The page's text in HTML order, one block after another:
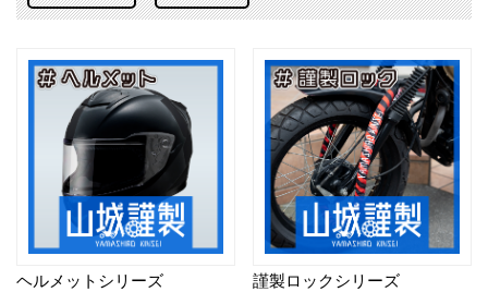
ヘルメットシリーズ 謹製ロックシリーズ